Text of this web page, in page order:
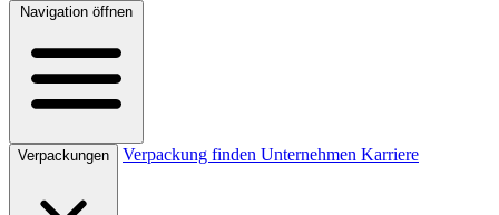
Navigation öffnen
Verpackungen Verpackung finden Unternehmen Karriere